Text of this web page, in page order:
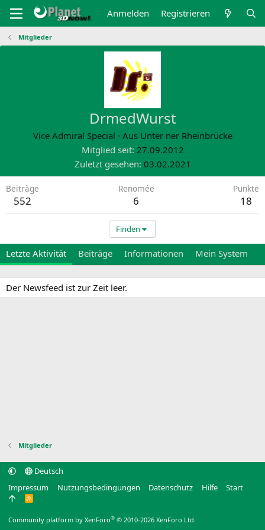
Anmelden Registrieren
Mitglieder
DrmedWurst
Vice Admiral Special · Aus Unter ner Rheinbrücke
Mitglied seit 27.09.2012
Zuletzt gesehen 03.02.2021
Beiträge
552
Renomée
6
Punkte
18
Finden
Letzte Aktivität Beiträge Informationen Mein System
Der Newsfeed ist zur Zeit leer.
Mitglieder
Deutsch
Impressum
Nutzungsbedingungen Datenschutz Hilfe Start
R
Community platform by XenForo® © 2010-2026 XenForo Ltd.